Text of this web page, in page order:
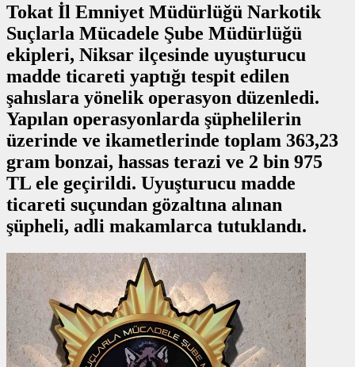
Tokat İl Emniyet Müdürlüğü Narkotik
Suçlarla Mücadele Şube Müdürlüğü
ekipleri, Niksar ilçesinde uyuşturucu
madde ticareti yaptığı tespit edilen
şahıslara yönelik operasyon düzenledi.
Yapılan operasyonlarda şüphelilerin
üzerinde ve ikametlerinde toplam 363,23
gram bonzai, hassas terazi ve 2 bin 975
TL ele geçirildi. Uyuşturucu madde
ticareti suçundan gözaltına alınan
şüpheli, adli makamlarca tutuklandı.